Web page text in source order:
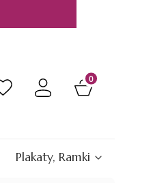
Produkty w
Plakaty, Ramki